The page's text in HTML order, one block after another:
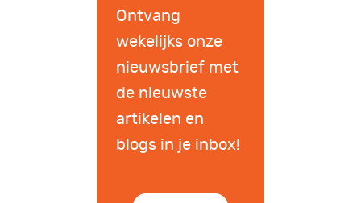
Ontvang
wekelijks onze
nieuwsbrief met
de nieuwste
artikelen en
blogs in je inbox!